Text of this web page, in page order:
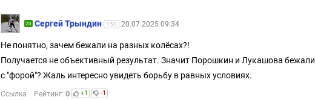
20 Сергей Трындин 150 20.07.2025 09:34
Не понятно, зачем бежали на разных колëсах?!
Получается не объективный результат. Значит Порошкин и Лукашова бежали
с "форой"? Жаль интересно увидеть борьбу в равных условиях.
Ссылка Рейтинг: 0 +1 -1